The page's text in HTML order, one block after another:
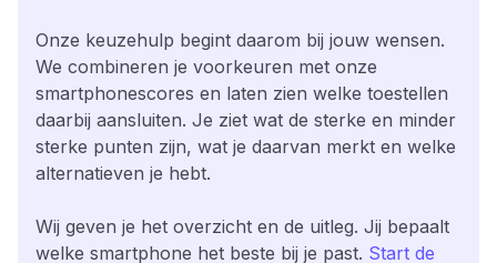
Onze keuzehulp begint daarom bij jouw wensen.
We combineren je voorkeuren met onze
smartphonescores en laten zien welke toestellen
daarbij aansluiten. Je ziet wat de sterke en minder
sterke punten zijn, wat je daarvan merkt en welke
alternatieven je hebt.
Wij geven je het overzicht en de uitleg. Jij bepaalt
welke smartphone het beste bij je past. Start de